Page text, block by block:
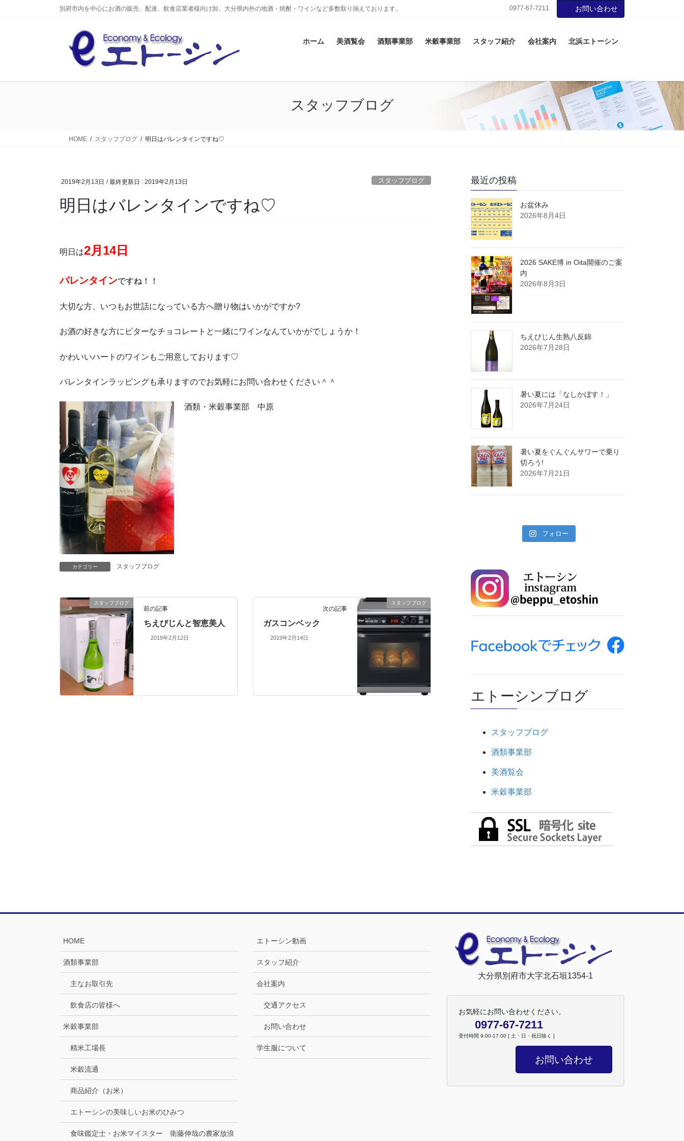
別府市内を中心にお酒の販売、配達、飲食店業者様向け卸。大分県内外の地酒・焼酎・ワインなど多数取り揃えております。 0977-67-7211 お問い合わせ
ホーム 美酒覧会 酒類事業部 米穀事業部 スタッフ紹介 会社案内 北浜エトーシン
スタッフブログ
HOME スタッフブログ 明日はバレンタインですね♡
2019年2月13日 / 最終更新日 : 2019年2月13日 スタッフブログ
明日はバレンタインですね♡
明日は2月14日
バレンタインですね！！
大切な方、いつもお世話になっている方へ贈り物はいかがですか?
お酒の好きな方にビターなチョコレートと一緒にワインなんていかがでしょうか！
かわいいハートのワインもご用意しております♡
バレンタインラッピングも承りますのでお気軽にお問い合わせください＾＾
酒類・米穀事業部 中原
カテゴリー スタッフブログ
スタッフブログ
前の記事
ちえびじんと智恵美人
2019年2月12日
スタッフブログ
次の記事
ガスコンベック
2019年2月14日
最近の投稿
お盆休み
2026年8月4日
2026 SAKE博 in Oita開催のご案
内
2026年8月3日
ちえびじん生熟八反錦
2026年7月28日
暑い夏には「なしかぼす！」
2026年7月24日
暑い夏をぐんぐんサワーで乗り
切ろう!
2026年7月21日
フォロー
エトーシンブログ
スタッフブログ
酒類事業部
美酒覧会
米穀事業部
HOME
酒類事業部
主なお取引先
飲食店の皆様へ
米穀事業部
精米工場長
米穀流通
商品紹介（お米）
エトーシンの美味しいお米のひみつ
食味鑑定士・お米マイスター 衛藤伸哉の農家放浪
エトーシン動画
スタッフ紹介
会社案内
交通アクセス
お問い合わせ
学生服について
大分県別府市大字北石垣1354-1
お気軽にお問い合わせください。
0977-67-7211
受付時間 9:00-17:00 [ 土・日・祝日除く ]
お問い合わせ